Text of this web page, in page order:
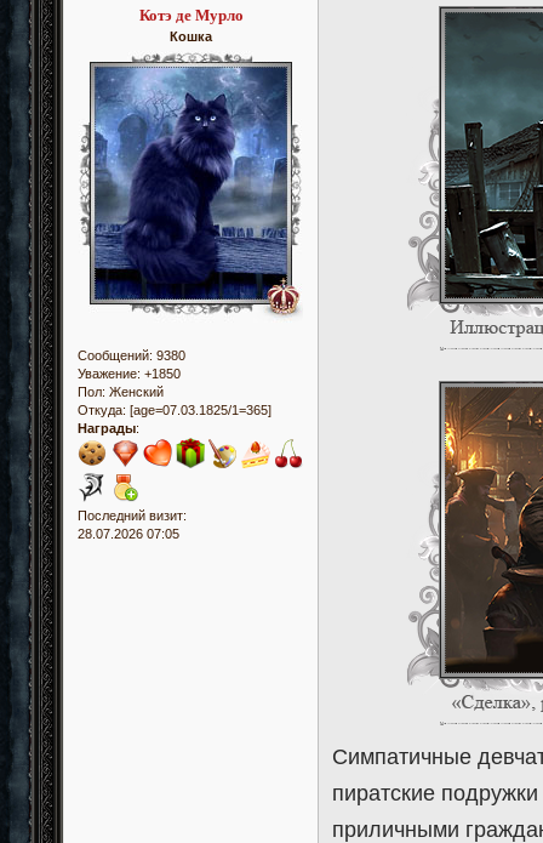
Котэ де Мурло
Кошка
Сообщений: 9380
Уважение: +1850
Пол: Женский
Откуда: [age=07.03.1825/1=365]
Награды:
Последний визит:
28.07.2026 07:05
Симпатичные
пиратские
приличными